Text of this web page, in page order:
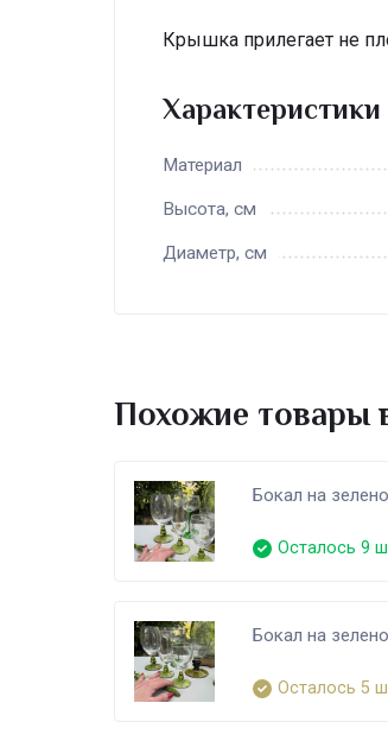
Крышка прилегает не
Характеристики
Материал
Высота, см
Диаметр, см
Похожие товары
Бокал на
Осталось 9
Бокал на
Осталось 5